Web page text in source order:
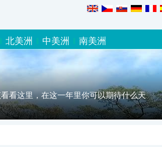
北美洲 中美洲 南美洲
看这里，在这一年里你可以期待什么天